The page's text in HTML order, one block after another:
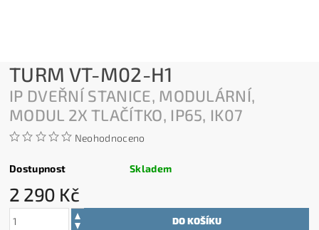
TURM VT-M02-H1
IP DVEŘNÍ STANICE, MODULÁRNÍ,
MODUL 2X TLAČÍTKO, IP65, IK07
Neohodnoceno
Dostupnost Skladem
2 290 Kč